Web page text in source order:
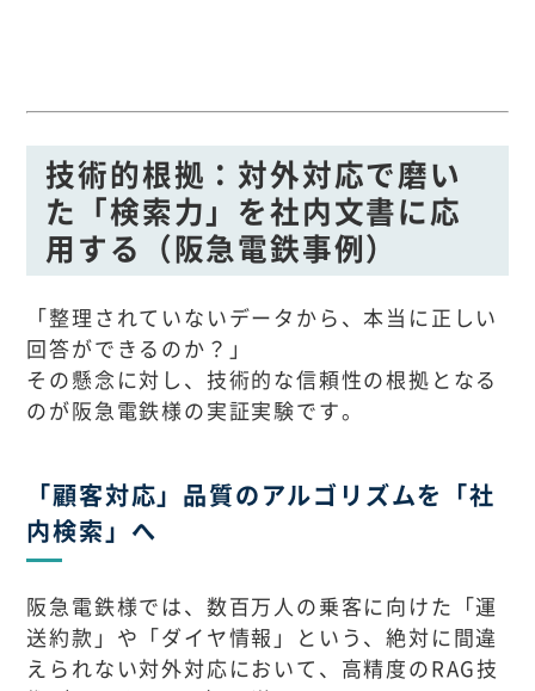
技術的根拠：対外対応で磨い
た「検索力」を社内文書に応
用する（阪急電鉄事例）
「整理されていないデータから、本当に正しい
回答ができるのか？」
その懸念に対し、技術的な信頼性の根拠となる
のが阪急電鉄様の実証実験です。
「顧客対応」品質のアルゴリズムを「社
内検索」へ
阪急電鉄様では、数百万人の乗客に向けた「運
送約款」や「ダイヤ情報」という、絶対に間違
えられない対外対応において、高精度のRAG技